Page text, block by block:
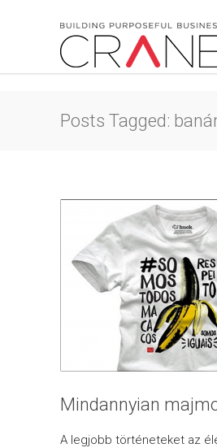
Posts Tagged:
Mindannyian
A legjobb történeteket az